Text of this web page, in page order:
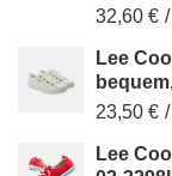
32,60 € /
Lee
23,50 € /
Lee